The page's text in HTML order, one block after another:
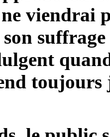
viendrai
toujours